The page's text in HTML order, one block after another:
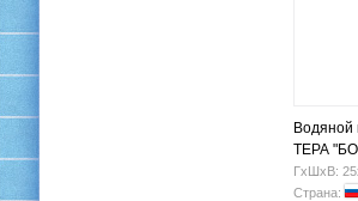
Водяной
ТЕРА
ГхШхВ:
Страна: